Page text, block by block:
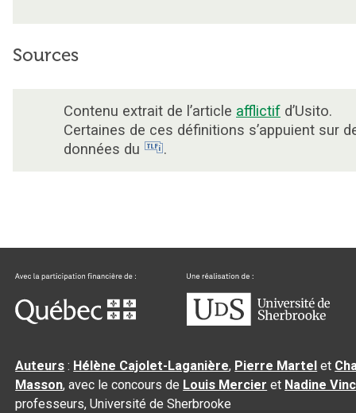
Sources
Contenu extrait de l’article afflictif d’Usito.
Certaines de ces définitions s’appuient sur
données du
.
Auteurs : Hélène Cajolet-Laganière, Pierre Martel et
Masson, avec le concours de Louis Mercier et Nadine
professeurs, Université de Sherbrooke